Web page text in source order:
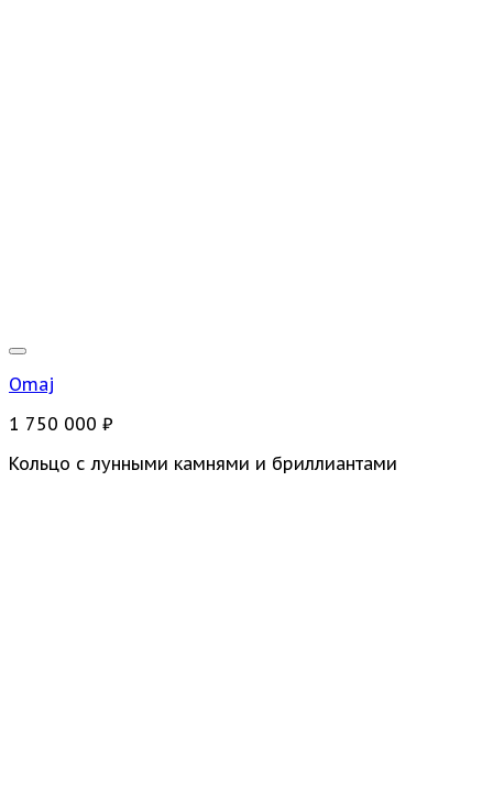
Omaj
1 750 000 ₽
Кольцо с лунными камнями и бриллиантами